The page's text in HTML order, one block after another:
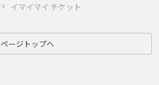
イマイマイ チケット
ページトップへ